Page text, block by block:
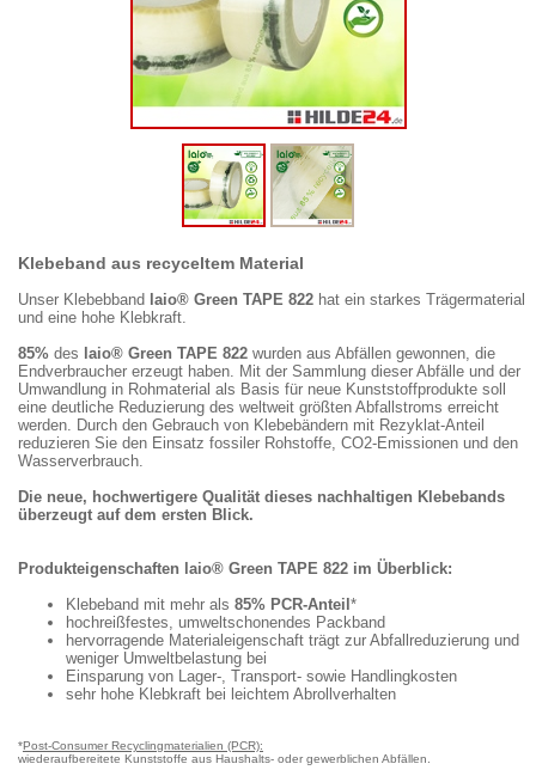
Klebeband aus recyceltem Material
Unser Klebebband laio® Green TAPE 822 hat ein starkes Trägermaterial
und eine hohe Klebkraft.
85% des laio® Green TAPE 822 wurden aus Abfällen gewonnen, die
Endverbraucher erzeugt haben. Mit der Sammlung dieser Abfälle und der
Umwandlung in Rohmaterial als Basis für neue Kunststoffprodukte soll
eine deutliche Reduzierung des weltweit größten Abfallstroms erreicht
werden. Durch den Gebrauch von Klebebändern mit Rezyklat-Anteil
reduzieren Sie den Einsatz fossiler Rohstoffe, CO2-Emissionen und den
Wasserverbrauch.
Die neue, hochwertigere Qualität dieses nachhaltigen Klebebands
überzeugt auf dem ersten Blick.
Produkteigenschaften laio® Green TAPE 822 im Überblick:
Klebeband mit mehr als 85% PCR-Anteil *
hochreißfestes, umweltschonendes Packband
hervorragende Materialeigenschaft trägt zur Abfallreduzierung und
weniger Umweltbelastung bei
Einsparung von Lager-, Transport- sowie Handlingkosten
sehr hohe Klebkraft bei leichtem Abrollverhalten
*Post-Consumer Recyclingmaterialien (PCR):
wiederaufbereitete Kunststoffe aus Haushalts- oder gewerblichen Abfällen.